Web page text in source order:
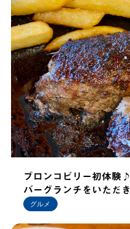
ブロンコビリー初体験
バーグランチをいただ
グルメ